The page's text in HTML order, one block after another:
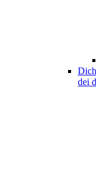
dei